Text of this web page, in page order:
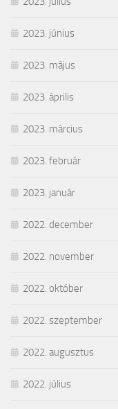
2023. június
2023. május
2023. április
2023. március
2023. február
2023. január
2022. december
2022. november
2022. október
2022. szeptember
2022. augusztus
2022. július